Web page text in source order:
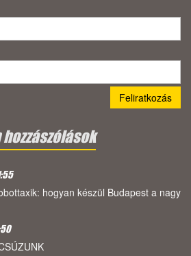
hogyan készül Budapest a nagy